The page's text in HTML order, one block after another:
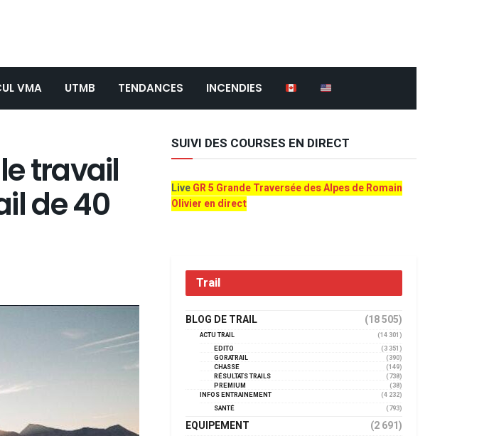
VMA UTMB TENDANCES INCENDIES
travail
de 40
SUIVI DES COURSES EN DIRECT
LiveGR 5 Grande Traversée des Alpes de Romain
Olivier en direct
Trail
BLOG DE TRAIL (18 505)
ACTU TRAIL
(14 301)
EDITO
(3 351)
GORATRAIL
(390)
CHASSE
(149)
RÉSULTATS TRAILS
(738)
PREMIUM
(38)
INFOS ENTRAINEMENT
(4 232)
SANTÉ
(793)
EQUIPEMENT (2 691)